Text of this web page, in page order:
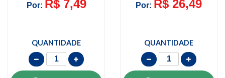
Por: R$ 7,49
QUANTIDADE
Por: R$ 26,49
QUANTIDADE